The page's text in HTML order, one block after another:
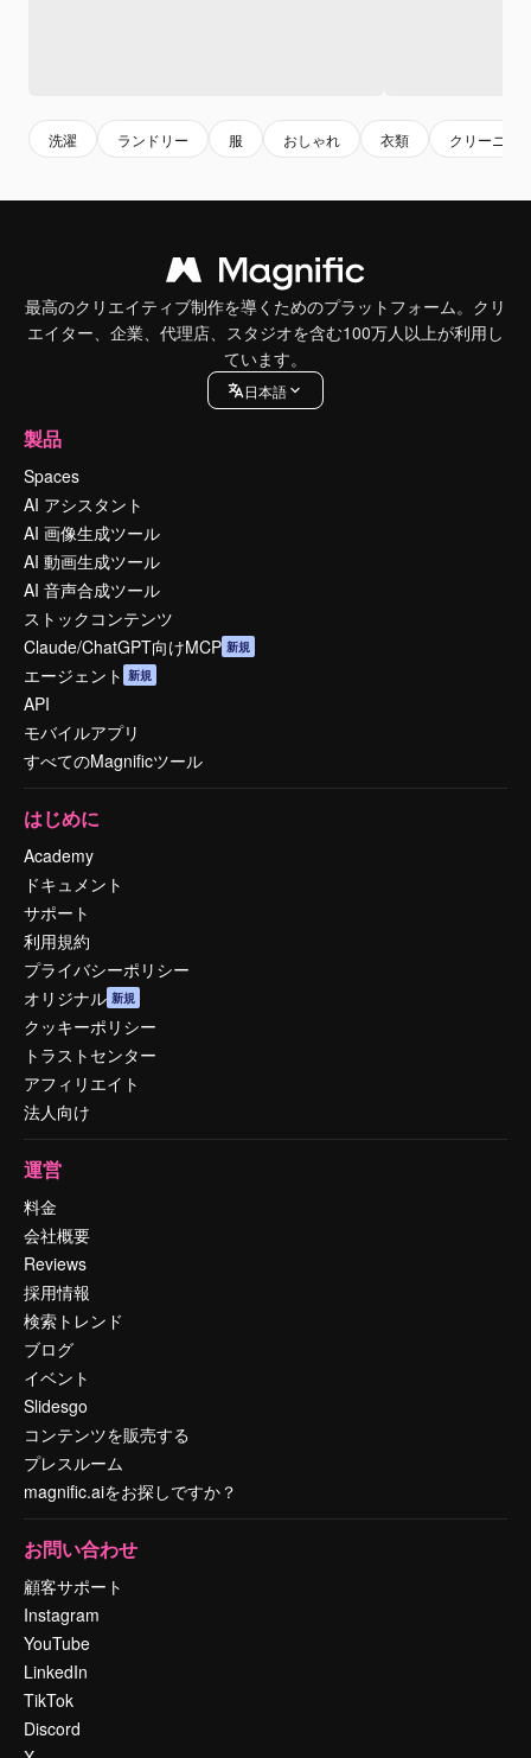
洗濯 ランドリー 服 おしゃれ 衣類 クリーニン
最高のクリエイティブ制作を導くためのプラットフォーム。クリ
エイター、企業、代理店、スタジオを含む100万人以上が利用し
ています。
日本語
製品
Spaces
AI アシスタント
AI 画像生成ツール
AI 動画生成ツール
AI 音声合成ツール
ストックコンテンツ
Claude/ChatGPT向けMCP 新規
エージェント 新規
API
モバイルアプリ
すべてのMagnificツール
はじめに
Academy
ドキュメント
サポート
利用規約
プライバシーポリシー
オリジナル 新規
クッキーポリシー
トラストセンター
アフィリエイト
法人向け
運営
料金
会社概要
Reviews
採用情報
検索トレンド
ブログ
イベント
Slidesgo
コンテンツを販売する
プレスルーム
magnific.aiをお探しですか？
お問い合わせ
顧客サポート
Instagram
YouTube
LinkedIn
TikTok
Discord